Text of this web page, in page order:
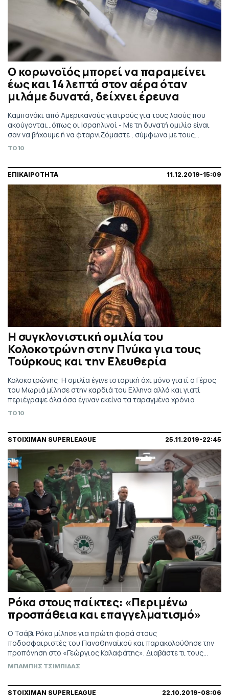
Ο κορωνοϊός μπορεί να παραμείνει
έως και 14 λεπτά στον αέρα όταν
μιλάμε δυνατά, δείχνει έρευνα
Kαμπανάκι από Αμερικανούς γιατρούς για τους λαούς που
ακούγονται...όπως οι Ισραηλινοί - Με τη δυνατή ομιλία είναι
σαν να βήχουμε ή να φταρνιζόμαστε , σύμφωνα με τους
ερευνητές
TO10
ΕΠΙΚΑΙΡΟΤΗΤΑ 11.12.2019-15:09
H συγκλονιστική ομιλία του
Κολοκοτρώνη στην Πνύκα για τους
Τούρκους και την Ελευθερία
Κολοκοτρώνης: Η ομιλία έγινε ιστορική όχι μόνο γιατί ο Γέρος
του Μωριά μίλησε στην καρδιά του Ελληνα αλλά και γιατί
περιέγραψε όλα όσα έγιναν εκείνα τα ταραγμένα χρόνια
TO10
STOIXIMAN SUPERLEAGUE 25.11.2019-22:45
Ρόκα στους παίκτες: «Περιμένω
προσπάθεια και επαγγελματισμό»
Ο Τσάβι Ρόκα μίλησε για πρώτη φορά στους
ποδοσφαιριστές του Παναθηναϊκού και παρακολούθησε την
προπόνηση στο «Γεώργιος Καλαφάτης». Διαβάστε τι τους
είπε...
ΜΠΑΜΠΗΣ ΤΣΙΜΠΙΔΑΣ
STOIXIMAN SUPERLEAGUE 22.10.2019-08:06